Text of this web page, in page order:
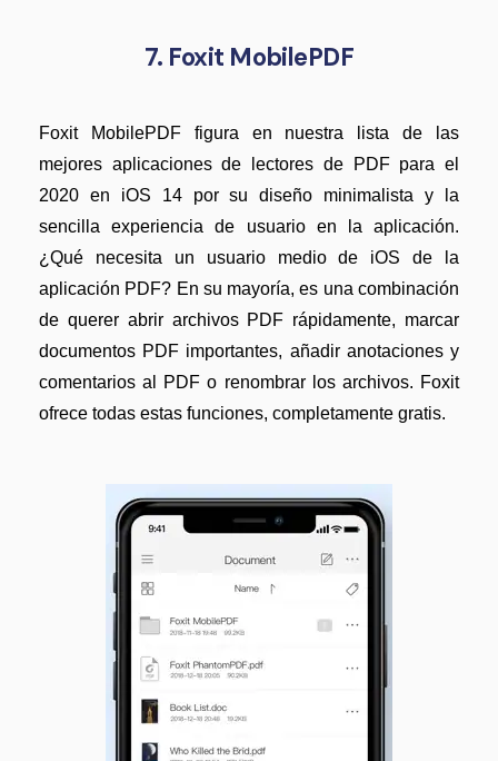
7. Foxit MobilePDF
Foxit MobilePDF figura en nuestra lista de las
mejores aplicaciones de lectores de PDF para el
2020 en iOS 14 por su diseño minimalista y la
sencilla experiencia de usuario en la aplicación.
¿Qué necesita un usuario medio de iOS de la
aplicación PDF? En su mayoría, es una combinación
de querer abrir archivos PDF rápidamente, marcar
documentos PDF importantes, añadir anotaciones y
comentarios al PDF o renombrar los archivos. Foxit
ofrece todas estas funciones, completamente gratis.